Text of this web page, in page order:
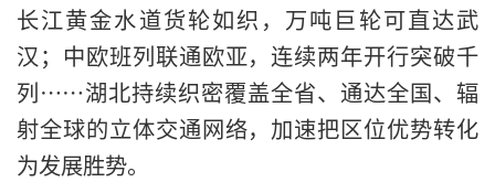
长江黄金水道货轮如织，万吨巨轮可直达武
汉；中欧班列联通欧亚，连续两年开行突破千
列……湖北持续织密覆盖全省、通达全国、辐
射全球的立体交通网络，加速把区位优势转化
为发展胜势。